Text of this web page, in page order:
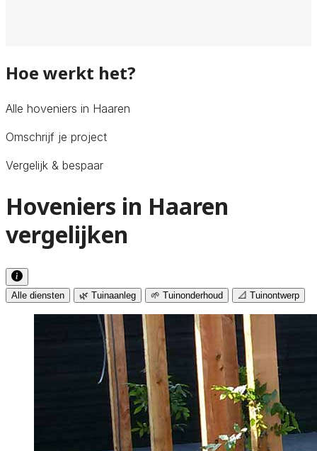
Hoe werkt het?
Alle hoveniers in Haaren
Omschrijf je project
Vergelijk & bespaar
Hoveniers in Haaren
vergelijken
Alle diensten 🌿 Tuinaanleg 🌱 Tuinonderhoud 📐 Tuinontwerp